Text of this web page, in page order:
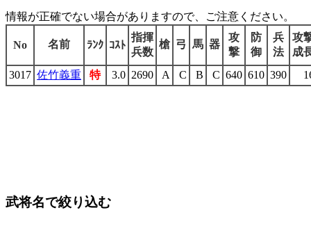
情報が正確でない場合がありますので、ご注意ください。
No 名前 ﾗﾝｸ ｺｽﾄ
指揮
兵数
槍 弓 馬 器
攻
撃
防
御
兵
法
攻
成
3017 佐竹義重 特 3.0 2690 A C B C 640 610 390
武将名で絞り込む